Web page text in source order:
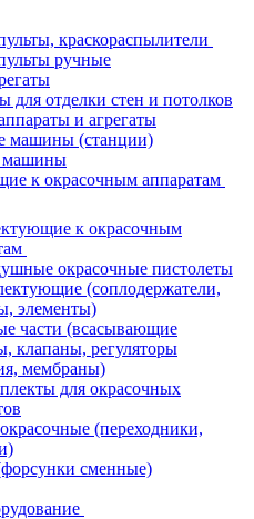
краскораспылители
ручные
отделки стен и потолков
и агрегаты
машины (станции)
машины
к окрасочным аппаратам
к окрасочным
окрасочные пистолеты
(соплодержатели,
элементы)
части (всасывающие
клапаны, регуляторы
мембраны)
для окрасочных
(переходники,
сменные)